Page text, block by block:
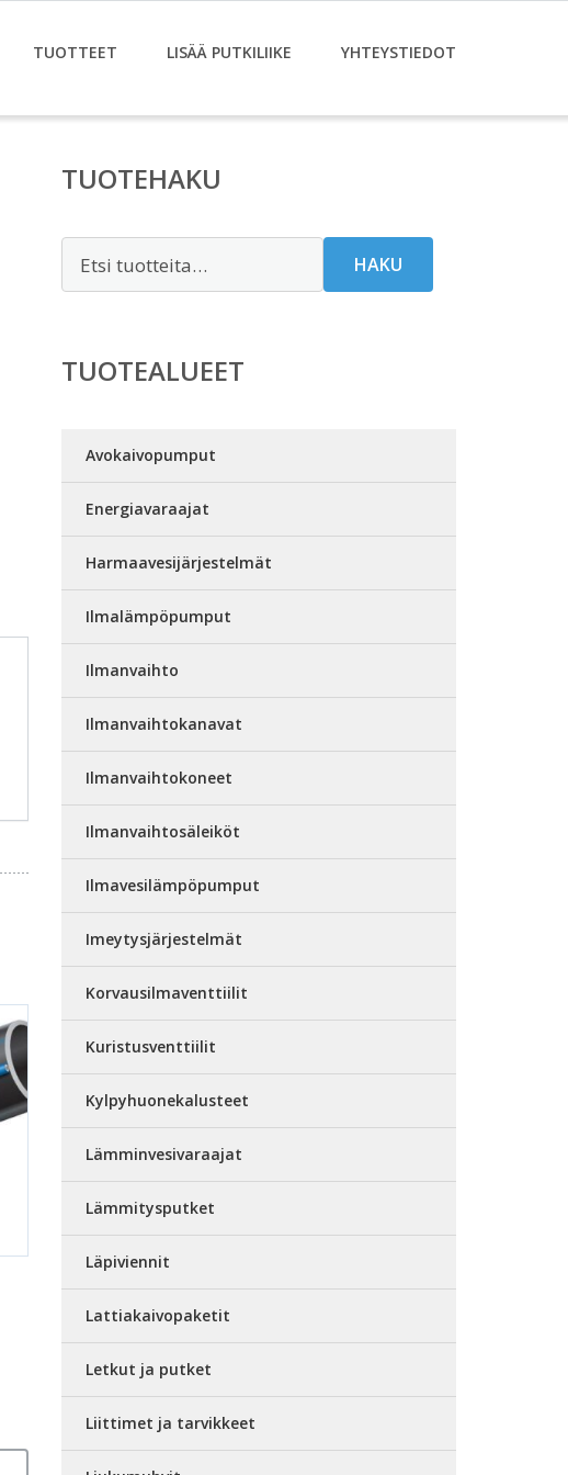
TUOTTEET LISÄÄ PUTKILIIKE YHTEYSTIEDOT
TUOTEHAKU
HAKU
TUOTEALUEET
Avokaivopumput
Energiavaraajat
Harmaavesijärjestelmät
Ilmalämpöpumput
Ilmanvaihto
Ilmanvaihtokanavat
Ilmanvaihtokoneet
Ilmanvaihtosäleiköt
Ilmavesilämpöpumput
Imeytysjärjestelmät
Korvausilmaventtiilit
Kuristusventtiilit
Kylpyhuonekalusteet
Lämminvesivaraajat
Lämmitysputket
Läpiviennit
Lattiakaivopaketit
Letkut ja putket
Liittimet ja tarvikkeet